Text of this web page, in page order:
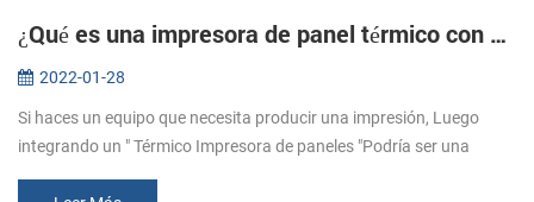
¿Qué es una impresora de panel térmico con cortador automático?
2022-01-28
Si haces un equipo que necesita producir una impresión, Luego
integrando un " Térmico Impresora de paneles "Podría ser una